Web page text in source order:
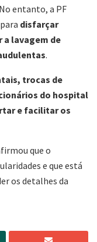
entanto, a PF
disfarçar
a lavagem de
.
trocas de
do hospital
e facilitar os
que o
e que está
os detalhes da